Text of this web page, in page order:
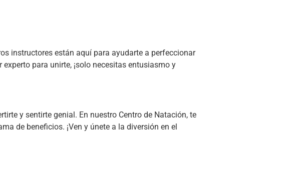
instructores están aquí para ayudarte a perfeccionar
para unirte, ¡solo necesitas entusiasmo y
y sentirte genial. En nuestro Centro de Natación, te
de beneficios. ¡Ven y únete a la diversión en el